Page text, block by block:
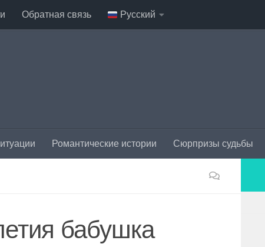
Обратная связь Русский
Романтические истории Сюрпризы судьбы
бабушка